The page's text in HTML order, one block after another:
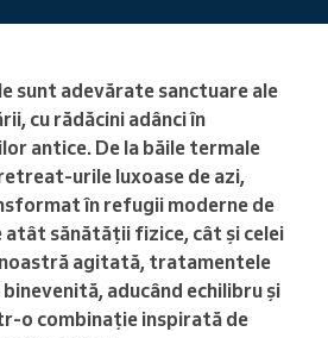
sunt adevărate sanctuare ale
cu rădăcini adânci în
antice. De la băile termale
urile luxoase de azi,
în refugii moderne de
atât sănătății fizice, cât și celei
noastră agitată, tratamentele
aducând echilibru și
o combinație inspirată de